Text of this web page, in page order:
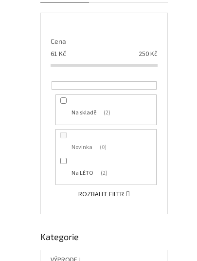
Cena
61 Kč 250Kč
Na skladě 2
Novinka 0
Na LÉTO 2
ROZBALIT FILTR
Přeskočit
Kategorie